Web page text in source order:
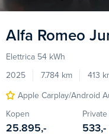
LED koplampen
Alfa Romeo
Elettrica 54 kWh
2025
7.784 km 413
Apple Carplay/Android
Kopen
25.895,- 533,-